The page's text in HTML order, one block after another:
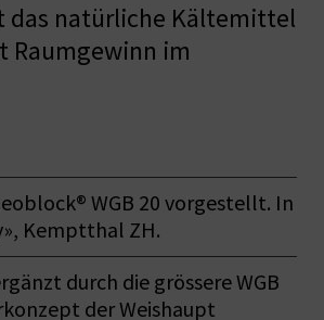
das natürliche Kältemittel
Raumgewinn im
WGB 20 vorgestellt. In
Kemptthal ZH.
durch die grössere WGB
der Weishaupt